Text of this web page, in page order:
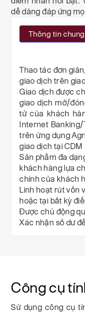
dễ dàng đáp ứng
Thông tin chung
Thao tác đơn
giao dịch trên
Giao dịch được
giao dịch mở/
tử của khách
Internet
trên ứng dụng
giao dịch tại CDM
Sản phẩm đa
khách hàng lựa
chính của khách
Linh hoạt rút vốn
hoặc tại bất kỳ
Được chủ động
Xác nhận số dư
Công cụ
Sử dụng công cụ